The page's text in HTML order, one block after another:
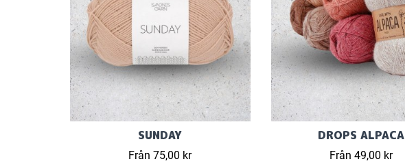
SUNDAY
Från 75,00 kr
DROPS ALPACA
Från 49,00 kr